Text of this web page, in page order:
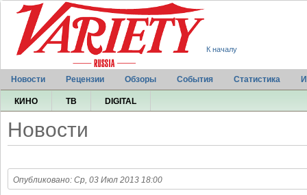
К началу
Новости Рецензии Обзоры События Статистика
КИНО ТВ DIGITAL
Новости
Опубликовано: Ср, 03 Июл 2013 18:00